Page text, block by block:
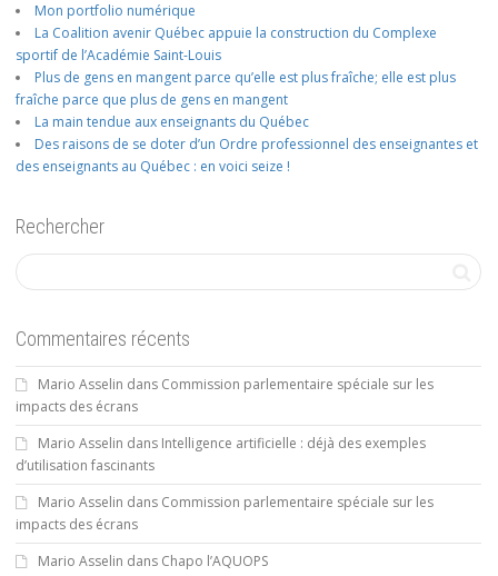
Mon portfolio numérique
La Coalition avenir Québec appuie la construction du Complexe
sportif de l’Académie Saint-Louis
Plus de gens en mangent parce qu’elle est plus fraîche; elle est plus
fraîche parce que plus de gens en mangent
La main tendue aux enseignants du Québec
Des raisons de se doter d’un Ordre professionnel des enseignantes et
des enseignants au Québec : en voici seize !
Rechercher
Commentaires récents
Mario Asselin dans Commission parlementaire spéciale sur les
impacts des écrans
Mario Asselin dans Intelligence artificielle : déjà des exemples
d’utilisation fascinants
Mario Asselin dans Commission parlementaire spéciale sur les
impacts des écrans
Mario Asselin dans Chapo l’AQUOPS